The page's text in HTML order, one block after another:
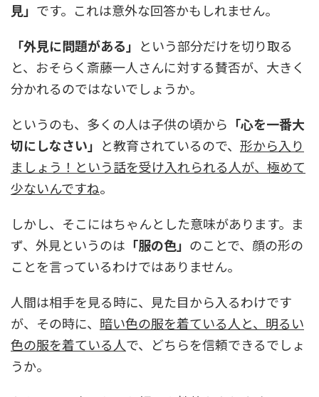
見」 です。これは意外な回答かもしれません。
「外見に問題がある」 という部分だけを切り取る
と、おそらく斎藤一人さんに対する賛否が、大きく
分かれるのではないでしょうか。
というのも、多くの人は子供の頃から 「心を一番大
切にしなさい」 と教育されているので、 形から入り
ましょう！という話を受け入れられる人が、極めて
少ないんですね。
しかし、そこにはちゃんとした意味があります。ま
ず、外見というのは 「服の色」 のことで、顔の形の
ことを言っているわけではありません。
人間は相手を見る時に、見た目から入るわけです
が、その時に、 暗い色の服を着ている人と、明るい
色の服を着ている人で、どちらを信頼できるでしょ
うか。